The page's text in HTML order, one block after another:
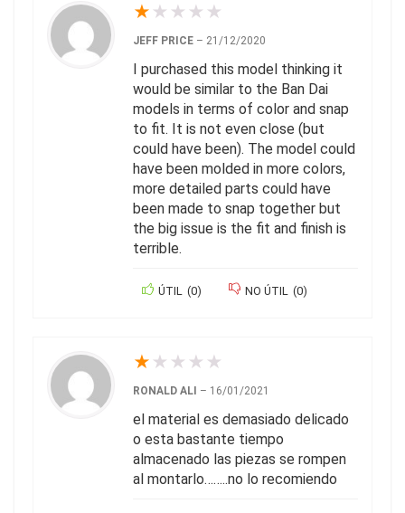
★ ★ ★ ★ ★
JEFF PRICE – 21/12/2020
I purchased this model thinking it
would be similar to the Ban Dai
models in terms of color and snap
to fit. It is not even close (but
could have been). The model could
have been molded in more colors,
more detailed parts could have
been made to snap together but
the big issue is the fit and finish is
terrible.
ÚTIL (0) NO ÚTIL (0)
★ ★ ★ ★ ★
RONALD ALI – 16/01/2021
el material es demasiado delicado
o esta bastante tiempo
almacenado las piezas se rompen
al montarlo……..no lo recomiendo